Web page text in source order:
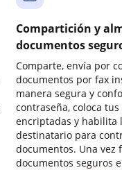
Compartición y
documentos
Comparte, envía por
documentos por fax
manera segura y
contraseña, coloca
encriptadas y habilita
destinatario para
documentos. Una vez
documentos seguros